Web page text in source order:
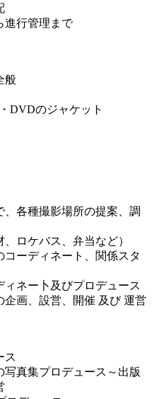
進行管理まで
般
DVDのジャケット
、各種撮影場所の提案、調
ロケバス、弁当など）
ーディネート、関係スタ
ネー卜及びプロデュース
画、設営、開催 及び 運営
ス
真集プロデュース～出版